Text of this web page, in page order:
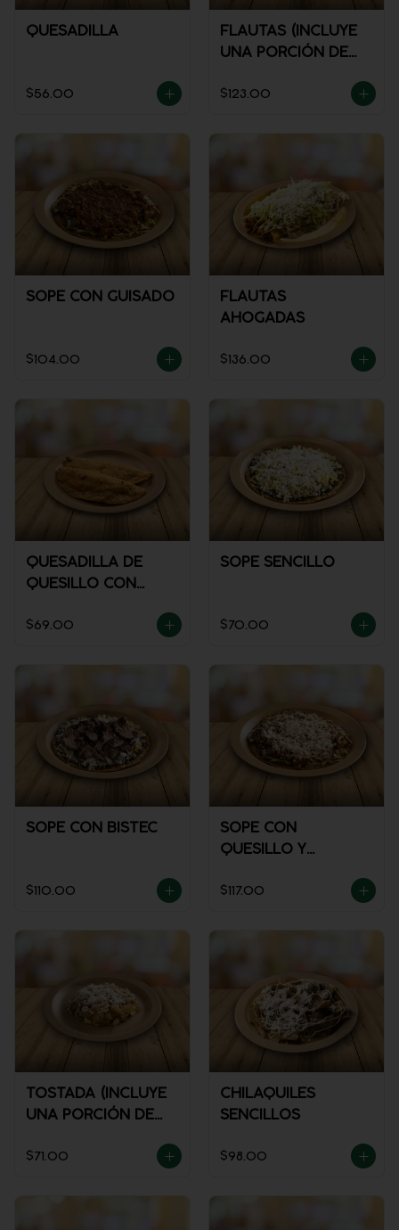
QUESADILLA
$56.00
FLAUTAS (INCLUYE
UNA PORCIÓN DE
$123.00
SOPE CON GUISADO
$104.00
FLAUTAS
AHOGADAS
$136.00
QUESADILLA DE
QUESILLO CON
$69.00
SOPE SENCILLO
$70.00
SOPE CON BISTEC
$110.00
SOPE CON
QUESILLO Y
$117.00
TOSTADA (INCLUYE
UNA PORCIÓN DE
$71.00
CHILAQUILES
SENCILLOS
$98.00